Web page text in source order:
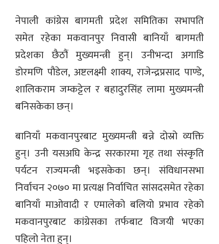
नेपाली कांग्रेस बागमती प्रदेश समितिका सभापति
समेत रहेका मकवानपुर निवासी बानियाँ बागमती
प्रदेशका छैठौं मुख्यमन्त्री हुन्। उनीभन्दा अगाडि
डोरमणि पौडेल, अष्टलक्ष्मी शाक्य, राजेन्द्रप्रसाद पाण्डे,
शालिकराम जम्कट्टेल र बहादुरसिंह लामा मुख्यमन्त्री
बनिसकेका छन्।
बानियाँ मकवानपुरबाट मुख्यमन्त्री बन्ने दोस्रो व्यक्ति
हुन्। उनी यसअघि केन्द्र सरकारमा गृह तथा संस्कृति
पर्यटन राज्यमन्त्री भइसकेका छन्। संविधानसभा
निर्वाचन २०७० मा प्रत्यक्ष निर्वाचित सांसदसमेत रहेका
बानियाँ माओवादी र एमालेको बलियो प्रभाव रहेको
मकवानपुरबाट कांग्रेसका तर्फबाट विजयी भएका
पहिलो नेता हुन्।